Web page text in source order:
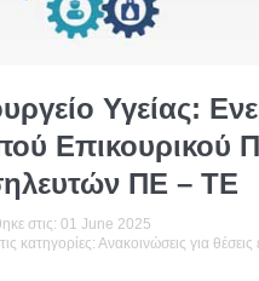
Υγείας:
Επικουρικού
ΠΕ – ΤΕ
στις: 01 June 2025
κατηγορίες: Ανακοινώσεις για θέσεις